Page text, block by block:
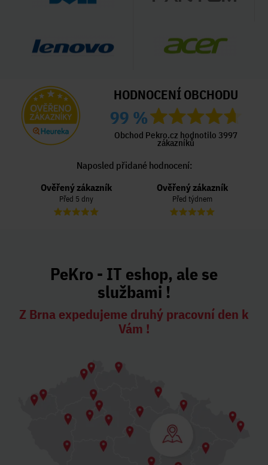
HODNOCENÍ OBCHODU
99 %
Obchod Pekro.cz hodnotilo 3997
zákazníků
Naposled přidané hodnocení:
Ověřený zákazník
Před 5 dny
Ověřený zákazník
Před týdnem
PeKro - IT eshop, ale se
službami !
Z Brna expedujeme druhý pracovní den k
Vám !